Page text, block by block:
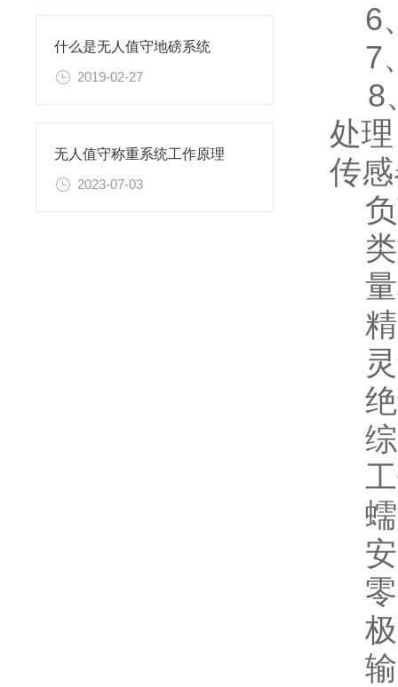
什么是无人值守地磅系统
2019-02-27
无人值守称重系统工作原理
2023-07-03
6
7
8
处
传
负
类
量
精
灵
绝
综
工
蠕
安
零
极
输